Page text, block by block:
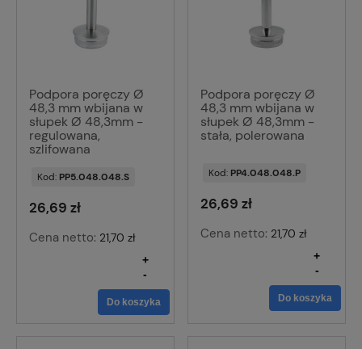
Podpora poręczy Ø
48,3 mm wbijana w
słupek Ø 48,3mm -
regulowana,
szlifowana
Kod: PP5.048.048.S
26,69 zł
Cena netto: 21,70 zł
-
+
Do koszyka
Podpora poręczy Ø
48,3 mm wbijana w
słupek Ø 48,3mm -
stała, polerowana
Kod: PP4.048.048.P
26,69 zł
Cena netto: 21,70 zł
-
+
Do koszyka